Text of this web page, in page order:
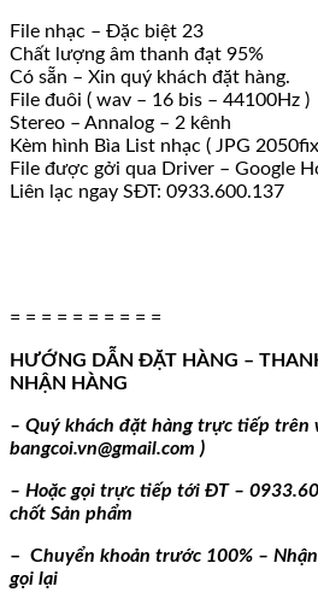
File nhạc – Đặc biệt 23
Chất lượng âm thanh đạt 95%
Có sẵn – Xin quý khách đặt hàng.
File đuôi ( wav – 16 bis – 44100Hz )
Stereo – Annalog – 2 kênh
Kèm hình Bìa List nhạc ( JPG
File được gởi qua Driver – Google
Liên lạc ngay SĐT: 0933.600.137
= = = = = = = = = =
HƯỚNG DẪN ĐẶT HÀNG –
NHẬN HÀNG
– Quý khách đặt hàng trực tiếp trên
bangcoi.vn@gmail.com )
– Hoặc gọi trực tiếp tới ĐT –
chốt Sản phẩm
– Chuyển khoản trước 100% –
gọi lại